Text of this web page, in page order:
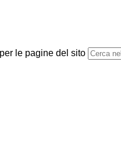
le pagine del sito